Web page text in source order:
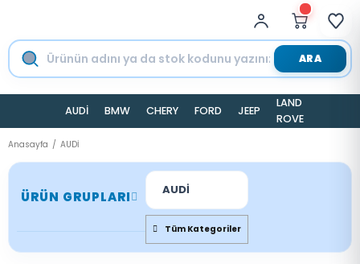
ARA
AUDİ BMW CHERY FORD JEEP
LAND
ROVER
Anasayfa AUDİ
ÜRÜN GRUPLARI AUDİ
Tüm Kategoriler